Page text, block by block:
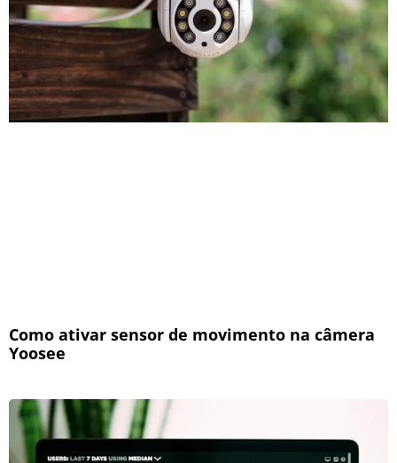
Como ativar sensor de movimento na câmera
Yoosee